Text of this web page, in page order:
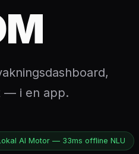
— i en app.
AI Motor — 33ms offline NLU